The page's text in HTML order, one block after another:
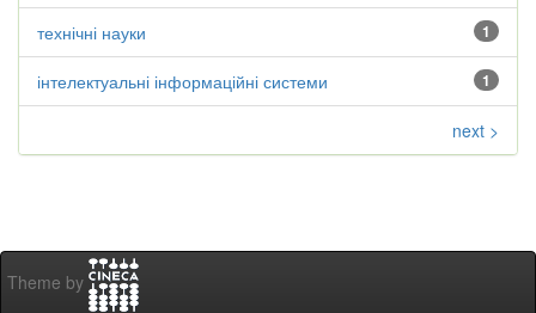
1
технічні науки
1
інтелектуальні інформаційні системи
next >
Theme by